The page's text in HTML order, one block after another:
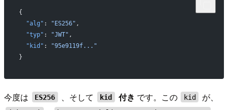
{
  "alg"
: "ES256" ,
  "typ"
: "JWT" ,
  "kid"
:
"95e9119f..."
}
今度は ES256 、そして kid 付き です。この kid が、